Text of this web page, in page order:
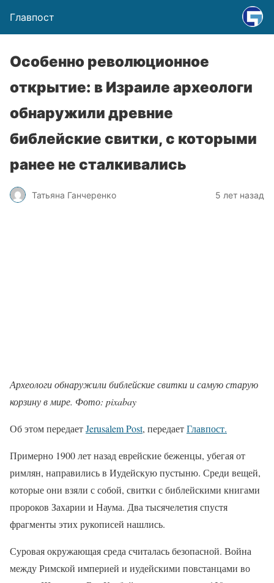
Главпост
Особенно революционное
открытие: в Израиле археологи
обнаружили древние
библейские свитки, с которыми
ранее не сталкивались
Татьяна Ганчеренко 5 лет назад
Археологи обнаружили библейские свитки и самую старую
корзину в мире. Фото: pixabay
Об этом передаетJerusalem Post, передаетГлавпост.
Примерно 1900 лет назад еврейские беженцы, убегая от
римлян, направились в Иудейскую пустыню. Среди вещей,
которые они взяли с собой, свитки с библейскими книгами
пророков Захарии и Наума. Два тысячелетия спустя
фрагменты этих рукописей нашлись.
Суровая окружающая среда считалась безопасной. Война
между Римской империей и иудейскими повстанцами во